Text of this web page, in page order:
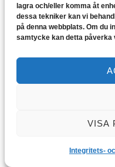
lagra och/eller komma åt
dessa tekniker kan vi
på denna webbplats. Om du
samtycke kan detta
VISA
Integritets-
Copyright © 2026